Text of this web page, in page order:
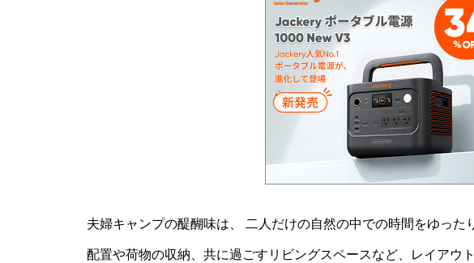
夫婦キャンプの醍醐味は、 二人だけの自然の中での時間をゆった
配置や荷物の収納、共に過ごすリビングスペースなど、レイアウ